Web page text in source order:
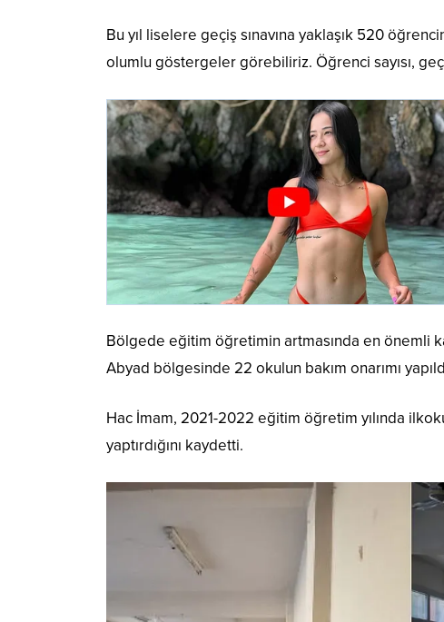
Bu yıl liselere geçiş sınavına yaklaşık 520
olumlu göstergeler görebiliriz. Öğrenci sayısı,
Bölgede eğitim öğretimin artmasında en önemli
Abyad bölgesinde 22 okulun bakım onarımı
Hac İmam, 2021-2022 eğitim öğretim yılında
yaptırdığını kaydetti.